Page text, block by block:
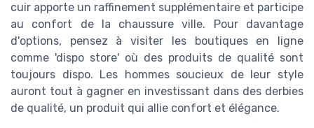
cuir apporte un raffinement supplémentaire et participe
au confort de la chaussure ville. Pour davantage
d'options, pensez à visiter les boutiques en ligne
comme 'dispo store' où des produits de qualité sont
toujours dispo. Les hommes soucieux de leur style
auront tout à gagner en investissant dans des derbies
de qualité, un produit qui allie confort et élégance.